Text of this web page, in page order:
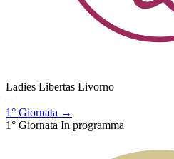
Ladies Libertas Livorno
–
1° Giornata →
1° Giornata In programma